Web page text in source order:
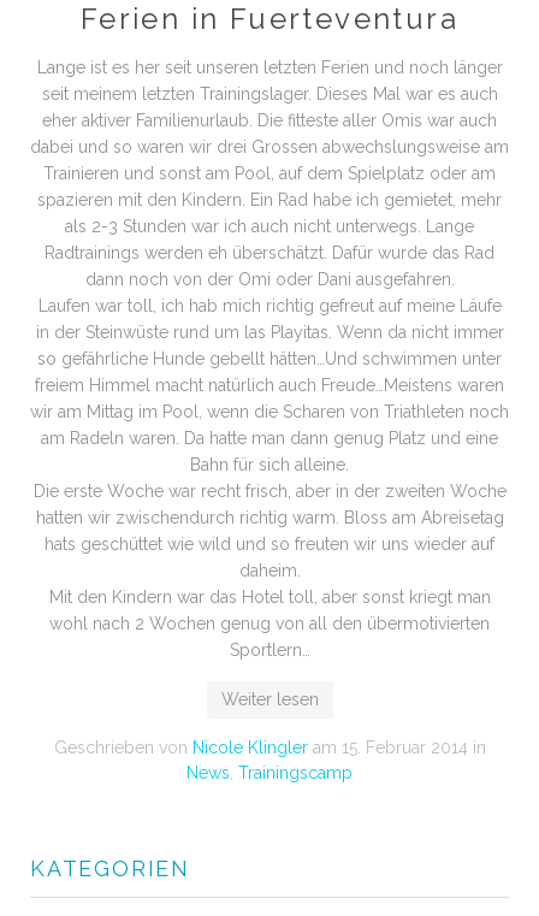
Ferien in Fuerteventura
Lange ist es her seit unseren letzten Ferien und noch länger
seit meinem letzten Trainingslager. Dieses Mal war es auch
eher aktiver Familienurlaub. Die fitteste aller Omis war auch
dabei und so waren wir drei Grossen abwechslungsweise am
Trainieren und sonst am Pool, auf dem Spielplatz oder am
spazieren mit den Kindern. Ein Rad habe ich gemietet, mehr
als 2-3 Stunden war ich auch nicht unterwegs. Lange
Radtrainings werden eh überschätzt. Dafür wurde das Rad
dann noch von der Omi oder Dani ausgefahren.
Laufen war toll, ich hab mich richtig gefreut auf meine Läufe
in der Steinwüste rund um las Playitas. Wenn da nicht immer
so gefährliche Hunde gebellt hätten…Und schwimmen unter
freiem Himmel macht natürlich auch Freude…Meistens waren
wir am Mittag im Pool, wenn die Scharen von Triathleten noch
am Radeln waren. Da hatte man dann genug Platz und eine
Bahn für sich alleine.
Die erste Woche war recht frisch, aber in der zweiten Woche
hatten wir zwischendurch richtig warm. Bloss am Abreisetag
hats geschüttet wie wild und so freuten wir uns wieder auf
daheim.
Mit den Kindern war das Hotel toll, aber sonst kriegt man
wohl nach 2 Wochen genug von all den übermotivierten
Sportlern…
Weiter lesen
Geschrieben von Nicole Klingleram 15. Februar 2014 in
News Trainingscamp
KATEGORIEN